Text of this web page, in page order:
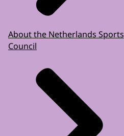
About the Netherlands Sports
Council